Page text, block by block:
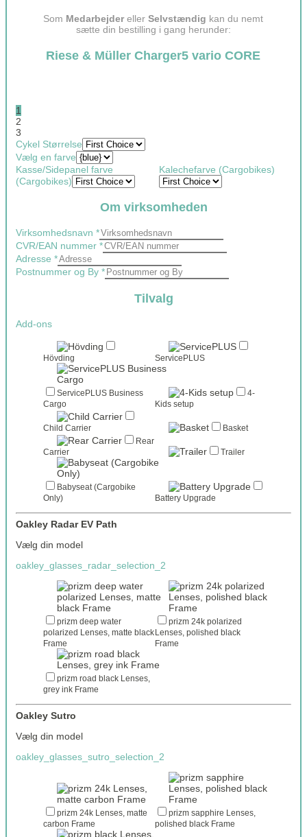
Som Medarbejder ellerSelvstændig kan du nemt
sætte din bestilling i gang herunder:
Riese & Müller Charger5 vario CORE
1
2
3
Cykel Størrelse
Vælg en farve
Kasse/Sidepanel farve
(Cargobikes)
Kalechefarve (Cargobikes)
Om virksomheden
Virksomhedsnavn *
CVR/EAN nummer *
Adresse *
Postnummer og By *
Tilvalg
Add-ons
Hövding ServicePLUS
ServicePLUS Business
Cargo
4-
Kids setup
Child Carrier
Basket
Rear
Carrier
Trailer
Babyseat (Cargobike
Only)
Battery Upgrade
Oakley Radar EV Path
Vælg din model
oakley_glasses_radar_selection_2
prizm deep water
polarized Lenses, matte black
Frame
prizm 24k polarized
Lenses, polished black
Frame
prizm road black Lenses,
grey ink Frame
Oakley Sutro
Vælg din model
oakley_glasses_sutro_selection_2
prizm 24k Lenses, matte
carbon Frame
prizm sapphire Lenses,
polished black Frame